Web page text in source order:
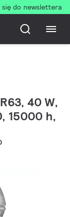
się do newslettera
40 W,
15000 h,